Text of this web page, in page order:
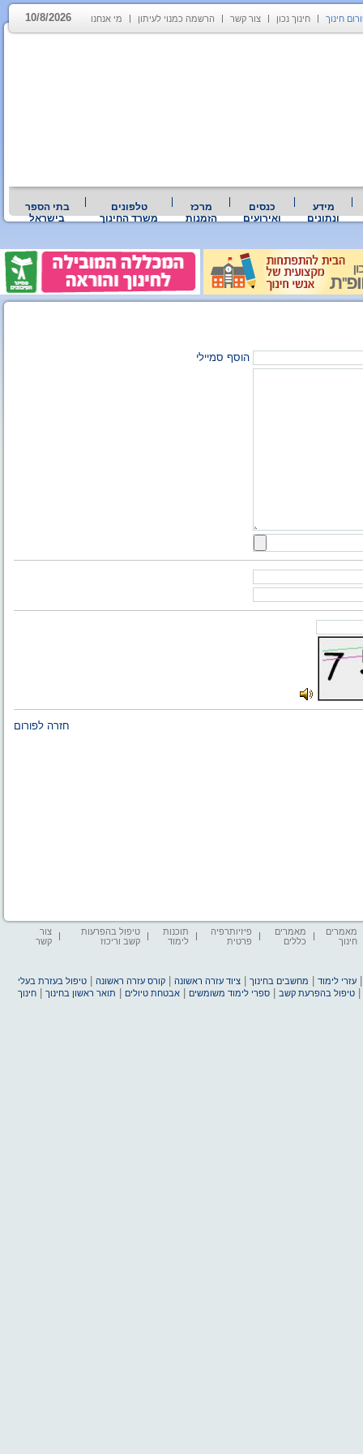
חינוך חינוך נכון צור קשר הרשמה כמנוי לעיתון מי אנחנו 10/8/2026
מידע
ונתונים
כנסים
ואירועים
מרכז
הזמנות
טלפונים
משרד החינוך
בתי הספר
בישראל
הוסף סמיילי
חזרה לפורום
מאמרים
חינוך
מאמרים
כללים
פיזיותרפיה
פרטית
תוכנות
לימוד
טיפול בהפרעות
קשב וריכוז
צור
קשר
עזרי לימוד מחשבים בחינוך |ציוד עזרה ראשונה |קורס עזרה ראשונה |טיפול בעזרת בעלי
|טיפול בהפרעת קשב |ספרי לימוד משומשים |אבטחת טיולים תואר ראשון בחינוך |חינוך